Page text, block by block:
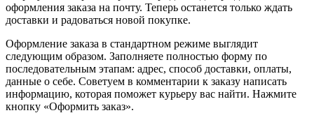
оформления заказа на почту. Теперь останется только ждать
доставки и радоваться новой покупке.
Оформление заказа в стандартном режиме выглядит
следующим образом. Заполняете полностью форму по
последовательным этапам: адрес, способ доставки, оплаты,
данные о себе. Советуем в комментарии к заказу написать
информацию, которая поможет курьеру вас найти. Нажмите
кнопку «Оформить заказ».